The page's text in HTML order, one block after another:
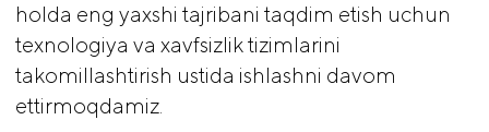
holda eng yaxshi tajribani taqdim etish uchun
texnologiya va xavfsizlik tizimlarini
takomillashtirish ustida ishlashni davom
ettirmoqdamiz.